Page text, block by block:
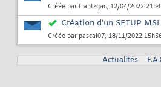
Créée par frantzgac, 12/04/2022
Création d'un SETUP
Créée par pascal07, 18/11/2022
Actualités